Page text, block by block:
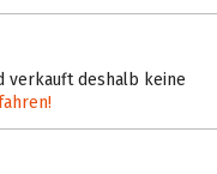
verkauft deshalb keine